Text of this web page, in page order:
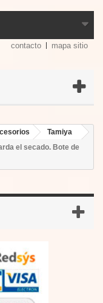
contacto mapa sitio
Tamiya
el secado. Bote de